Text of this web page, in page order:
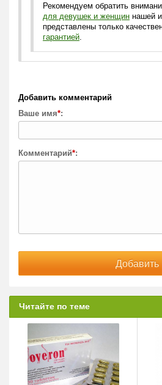
Рекомендуем обратить
для девушек и женщин нашей
представлены только
гарантией
Добавить комментарий
Ваше имя*:
Комментарий*:
Читайте по теме